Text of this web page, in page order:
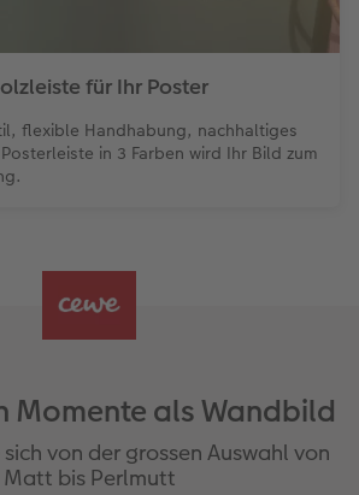
für Ihr Poster
flexible Handhabung, nachhaltiges
in 3 Farben wird Ihr Bild zum
Momente als Wandbild
von der grossen Auswahl von
Matt bis Perlmutt